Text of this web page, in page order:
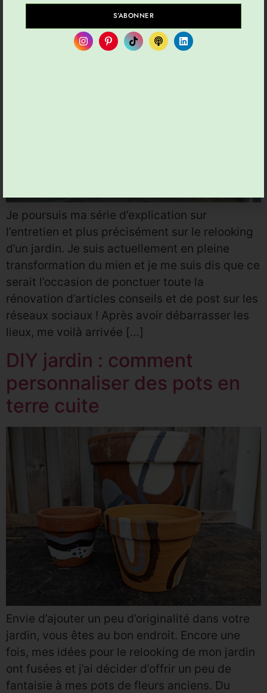
en carrelage ?
Je poursuis ma série d’explication sur
l’entretien et plus précisément sur le relooking
d’un jardin. Je suis actuellement en pleine
transformation du mien et je me suis dis que ce
serait l’occasion de ponctuer toute la
rénovation d’articles conseils et de post sur les
réseaux sociaux ! Après avoir débarrasser les
lieux, me voilà arrivée […]
DIY jardin : comment
personnaliser des pots en
terre cuite
Envie d’ajouter un peu d’originalité dans votre
jardin, vous êtes au bon endroit. Encore une
fois, mes idées pour le relooking de mon jardin
ont fusées et j’ai décider d’offrir un peu de
fantaisie à mes pots de fleurs anciens. Du
S’ABONNER